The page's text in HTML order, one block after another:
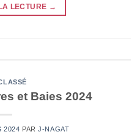
LECTURE →
et Baies 2024
2024 PARJ-NAGAT